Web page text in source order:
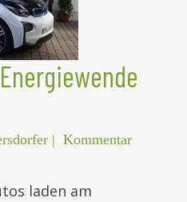
| Kommentar
laden am